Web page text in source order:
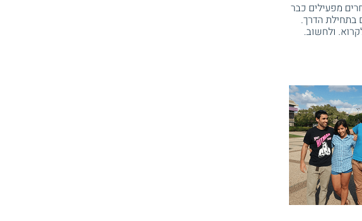
מפעילים כבר
בתחילת הדרך.
ולחשוב.